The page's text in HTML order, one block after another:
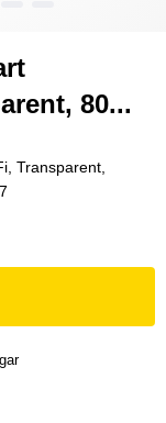
80...
Transparent,